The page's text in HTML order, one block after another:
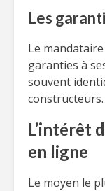
Les
Le
garanties à
souvent
constructeurs.
L’intérêt
en ligne
Le moyen le